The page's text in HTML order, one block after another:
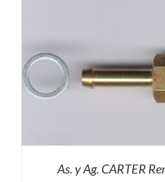
As. y Ag. CARTER